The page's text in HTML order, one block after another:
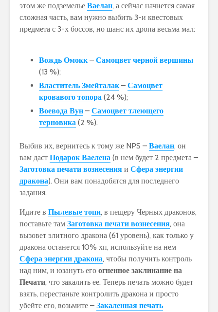
этом же подземелье Ваелан, а сейчас начнется самая
сложная часть, вам нужно выбить 3-и квестовых
предмета с 3-х боссов, но шанс их дропа весьма мал:
Вождь Омокк – Самоцвет черной вершины
(13 %);
Властитель Змейталак – Самоцвет
кровавого топора (24 %);
Воевода Вун – Самоцвет тлеющего
терновика (2 %).
Выбив их, вернитесь к тому же NPS – Ваелан, он
вам даст Подарок Ваелена (в нем будет 2 предмета –
Заготовка печати вознесения и Сфера энергии
дракона). Они вам понадобятся для последнего
задания.
Идите в Пылевые топи, в пещеру Черных драконов,
поставьте там Заготовка печати вознесения, она
вызовет элитного дракона (61 уровень), как только у
дракона останется 10% хп, используйте на нем
Сфера энергии дракона, чтобы получить контроль
над ним, и юзануть его огненное заклинание на
Печати, что закалить ее. Теперь печать можно будет
взять, перестаньте контролить дракона и просто
убейте его, возьмите – Закаленная печать